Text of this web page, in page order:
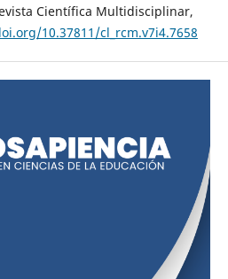
Científica Multidisciplinar,
10.37811/cl_rcm.v7i4.7658